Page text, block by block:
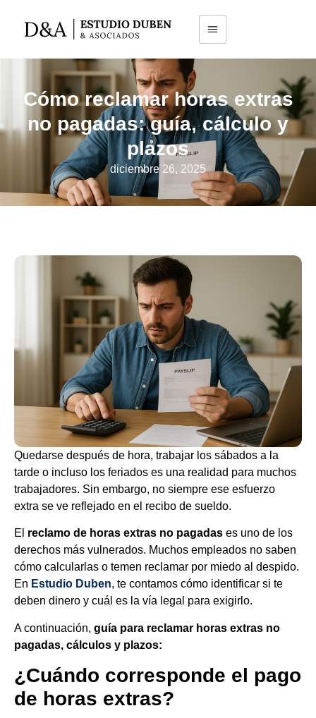
Cómo reclamar horas extras
no pagadas: guía, cálculo y
plazos
diciembre 26, 2025
Quedarse después de hora, trabajar los sábados a la
tarde o incluso los feriados es una realidad para muchos
trabajadores. Sin embargo, no siempre ese esfuerzo
extra se ve reflejado en el recibo de sueldo.
El reclamo de horas extras no pagadas es uno de los
derechos más vulnerados. Muchos empleados no saben
cómo calcularlas o temen reclamar por miedo al despido.
En Estudio Duben, te contamos cómo identificar si te
deben dinero y cuál es la vía legal para exigirlo.
A continuación, guía para reclamar horas extras no
pagadas, cálculos y plazos:
¿Cuándo corresponde el pago
de horas extras?